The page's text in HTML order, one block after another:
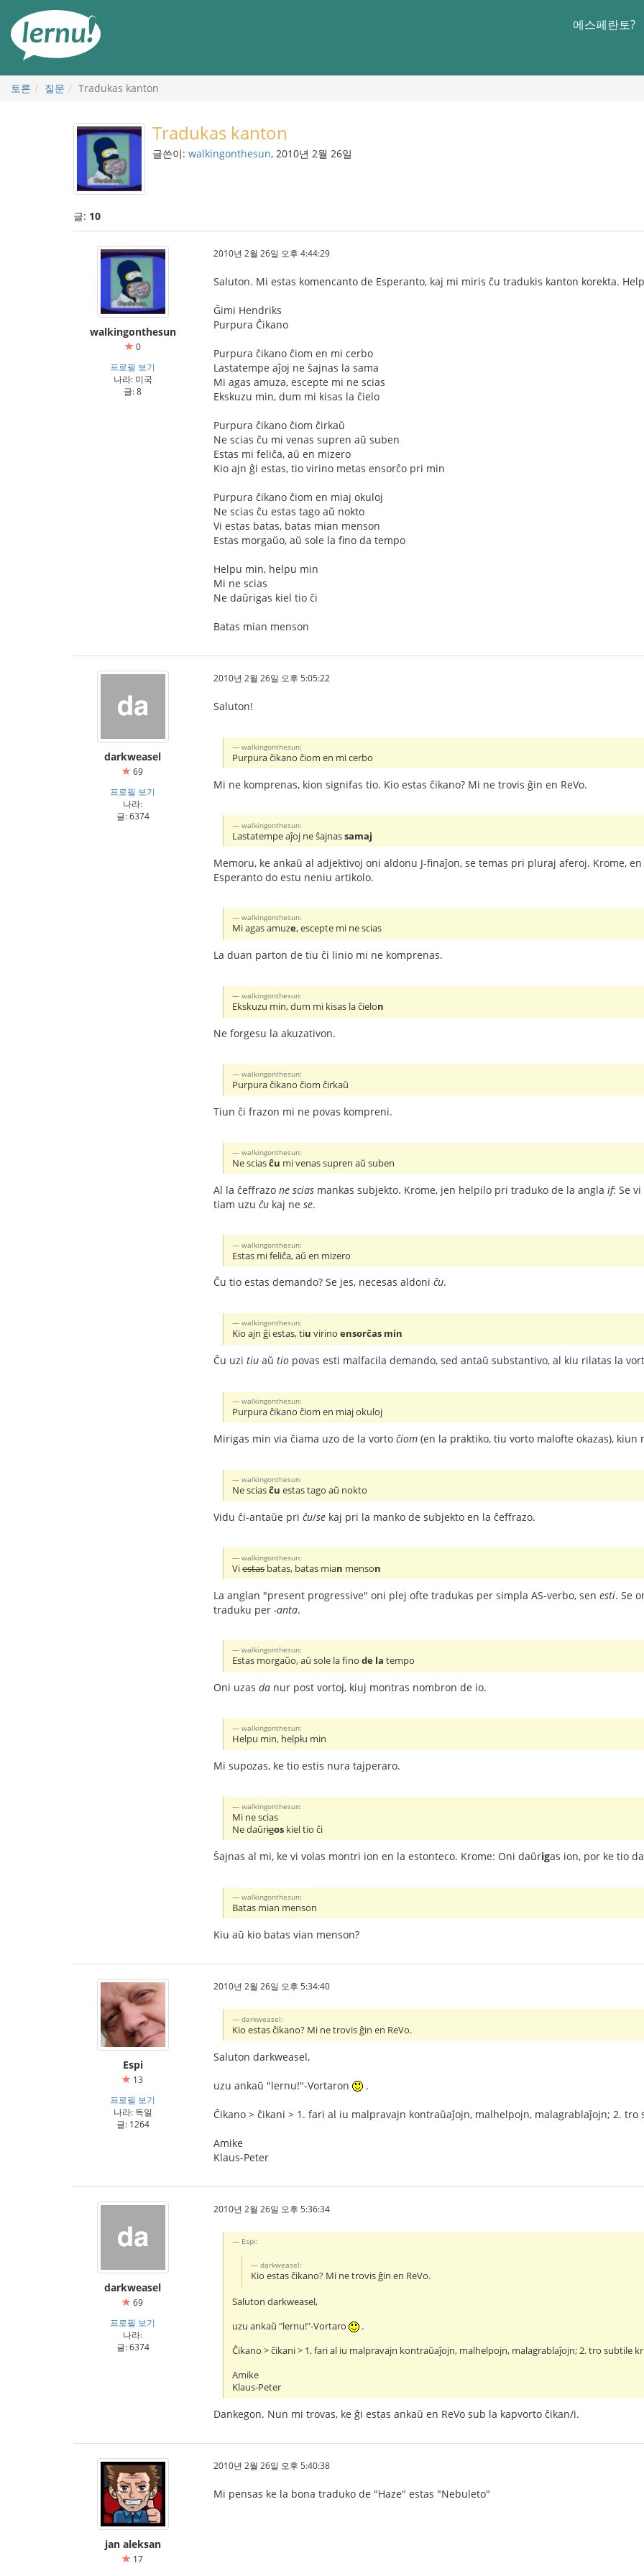
에스페란토?
토론 질문 Tradukas kanton
Tradukas kanton
글쓴이: walkingonthesun, 2010년 2월 26일
글: 10
walkingonthesun
0
프로필 보기
나라: 미국
글: 8
2010년 2월 26일 오후 4:44:29
Saluton. Mi estas komencanto de Esperanto, kaj mi miris ĉu tradukis kanton korekta.
Ĝimi Hendriks
Purpura Ĉikano
Purpura ĉikano ĉiom en mi cerbo
Lastatempe aĵoj ne ŝajnas la sama
Mi agas amuza, escepte mi ne scias
Ekskuzu min, dum mi kisas la ĉielo
Purpura ĉikano ĉiom ĉirkaŭ
Ne scias ĉu mi venas supren aŭ suben
Estas mi feliĉa, aŭ en mizero
Kio ajn ĝi estas, tio virino metas ensorĉo pri min
Purpura ĉikano ĉiom en miaj okuloj
Ne scias ĉu estas tago aŭ nokto
Vi estas batas, batas mian menson
Estas morgaŭo, aŭ sole la fino da tempo
Helpu min, helpu min
Mi ne scias
Ne daŭrigas kiel tio ĉi
Batas mian menson
darkweasel
69
프로필 보기
나라:
글: 6374
2010년 2월 26일 오후 5:05:22
Saluton!
walkingonthesun:
Purpura ĉikano ĉiom en mi cerbo
Mi ne komprenas, kion signifas tio. Kio estas ĉikano? Mi ne trovis ĝin en ReVo.
walkingonthesun:
Lastatempe aĵoj ne ŝajnassamaj
Memoru, ke ankaŭ al adjektivoj oni aldonu J-finaĵon, se temas pri pluraj aferoj. Krome,
Esperanto do estu neniu artikolo.
walkingonthesun:
Mi agas amuze, escepte mi ne scias
La duan parton de tiu ĉi linio mi ne komprenas.
walkingonthesun:
Ekskuzu min, dum mi kisas la ĉielon
Ne forgesu la akuzativon.
walkingonthesun:
Purpura ĉikano ĉiom ĉirkaŭ
Tiun ĉi frazon mi ne povas kompreni.
walkingonthesun:
Ne sciasĉu mi venas supren aŭ suben
Al la ĉeffrazo ne scias mankas subjekto. Krome, jen helpilo pri traduko de la angla if: Se
tiam uzu ĉu kaj ne se.
walkingonthesun:
Estas mi feliĉa, aŭ en mizero
Ĉu tio estas demando? Se jes, necesas aldoni ĉu.
walkingonthesun:
Kio ajn ĝi estas, tiu virinoensorĉas min
Ĉu uzi tiu aŭ tio povas esti malfacila demando, sed antaŭ substantivo, al kiu rilatas la
walkingonthesun:
Purpura ĉikano ĉiom en miaj okuloj
Mirigas min via ĉiama uzo de la vorto ĉiom (en la praktiko, tiu vorto malofte okazas), kiun
walkingonthesun:
Ne sciasĉu estas tago aŭ nokto
Vidu ĉi-antaŭe pri ĉu/se kaj pri la manko de subjekto en la ĉeffrazo.
walkingonthesun:
Viestasbatas, batas mian menson
La anglan "present progressive" oni plej ofte tradukas per simpla AS-verbo, sen esti. Se
traduku per -anta.
walkingonthesun:
Estas morgaŭo, aŭ sole la finode la tempo
Oni uzas da nur post vortoj, kiuj montras nombron de io.
walkingonthesun:
Helpu min, helplu min
Mi supozas, ke tio estis nura tajperaro.
walkingonthesun:
Mi ne scias
Ne daŭrigos kiel tio ĉi
Ŝajnas al mi, ke vi volas montri ion en la estonteco. Krome: Oni daŭrigas ion, por ke tio
walkingonthesun:
Batas mian menson
Kiu aŭ kio batas vian menson?
Espi
13
프로필 보기
나라: 독일
글: 1264
2010년 2월 26일 오후 5:34:40
darkweasel:
Kio estas ĉikano? Mi ne trovis ĝin en ReVo.
Saluton darkweasel,
uzu ankaŭ "lernu!"-Vortaron .
Ĉikano > ĉikani > 1. fari al iu malpravajn kontraŭaĵojn, malhelpojn, malagrablaĵojn; 2.
Amike
Klaus-Peter
darkweasel
69
프로필 보기
나라:
글: 6374
2010년 2월 26일 오후 5:36:34
Espi:
darkweasel:
Kio estas ĉikano? Mi ne trovis ĝin en ReVo.
Saluton darkweasel,
uzu ankaŭ "lernu!"-Vortaro
.
Ĉikano > ĉikani > 1. fari al iu malpravajn kontraŭaĵojn, malhelpojn, malagrablaĵojn; 2. tro subtile
Amike
Klaus-Peter
Dankegon. Nun mi trovas, ke ĝi estas ankaŭ en ReVo sub la kapvorto ĉikan/i.
jan aleksan
17
2010년 2월 26일 오후 5:40:38
Mi pensas ke la bona traduko de "Haze" estas "Nebuleto"